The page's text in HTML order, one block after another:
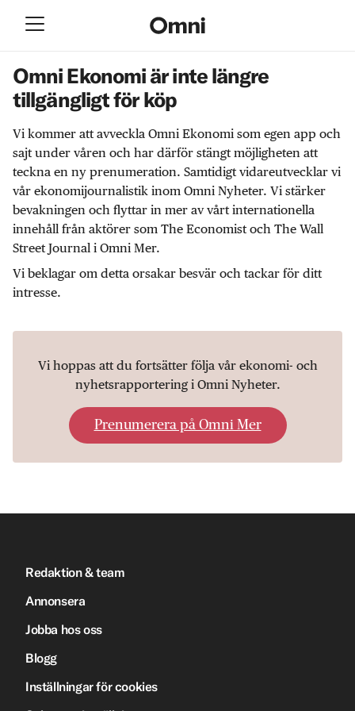
Omni Ekonomi är inte längre
tillgängligt för köp
Vi kommer att avveckla Omni Ekonomi som egen app och
sajt under våren och har därför stängt möjligheten att
teckna en ny prenumeration. Samtidigt vidareutvecklar vi
vår ekonomijournalistik inom Omni Nyheter. Vi stärker
bevakningen och flyttar in mer av vårt internationella
innehåll från aktörer som The Economist och The Wall
Street Journal i Omni Mer.
Vi beklagar om detta orsakar besvär och tackar för ditt
intresse.
Vi hoppas att du fortsätter följa vår ekonomi- och
nyhetsrapportering i Omni Nyheter.
Prenumerera på Omni Mer
Redaktion & team
Annonsera
Jobba hos oss
Blogg
Inställningar för cookies